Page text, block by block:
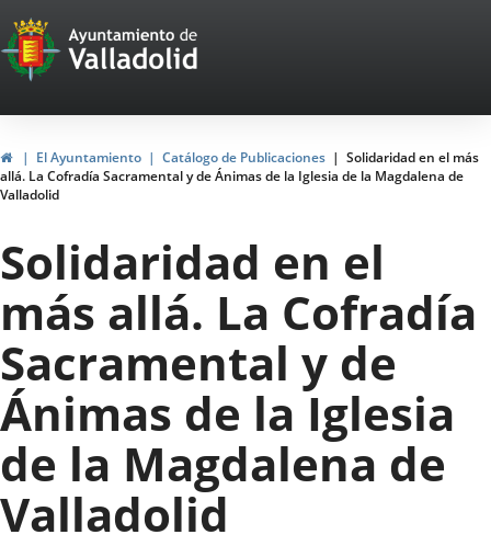
Portal
Web
del
Ayuntamiento
de
Valladolid
HomeEl Ayuntamiento Catálogo de Publicaciones
Solidaridad en el más
allá. La Cofradía Sacramental y de Ánimas de la Iglesia de la Magdalena de
Valladolid
Solidaridad en el
más allá. La Cofradía
Sacramental y de
Ánimas de la Iglesia
de la Magdalena de
Valladolid